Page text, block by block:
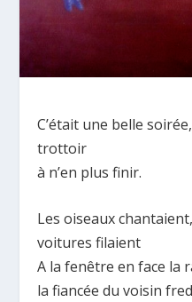
C’était une belle
trottoir
à n’en plus finir.
Les oiseaux
voitures filaient
A la fenêtre en face la
la fiancée du voisin